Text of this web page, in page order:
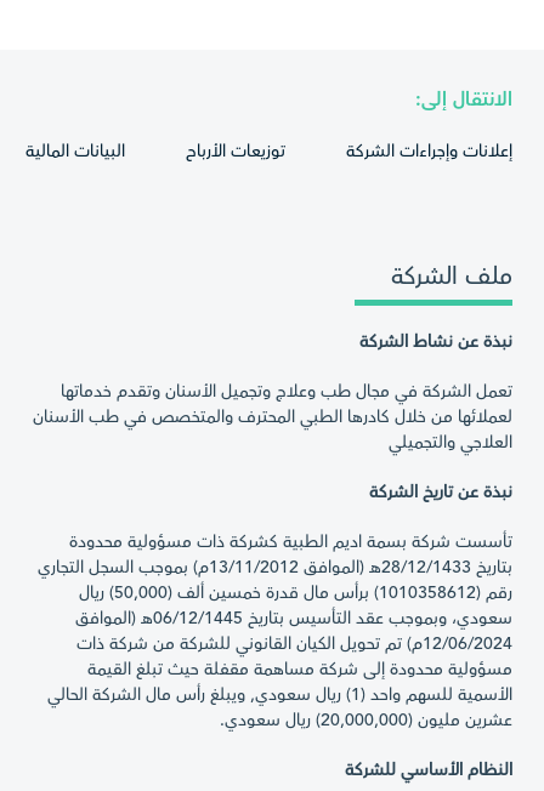
الانتقال إلى:
إعلانات وإجراءات الشركة توزيعات الأرباح البيانات المالية
ملف الشركة
نبذة عن نشاط الشركة
تعمل الشركة في مجال طب وعلاج وتجميل الأسنان وتقدم خدماتها
لعملائها من خلال كادرها الطبي المحترف والمتخصص في طب الأسنان
العلاجي والتجميلي
نبذة عن تاريخ الشركة
تأسست شركة بسمة اديم الطبية كشركة ذات مسؤولية محدودة
بتاريخ 28/12/1433هـ (الموافق 13/11/2012م) بموجب السجل التجاري
رقم (1010358612) برأس مال قدرة خمسين ألف (50,000) ريال
سعودي، وبموجب عقد التأسيس بتاريخ 06/12/1445هـ (الموافق
12/06/2024م) تم تحويل الكيان القانوني للشركة من شركة ذات
مسؤولية محدودة إلى شركة مساهمة مقفلة حيث تبلغ القيمة
الأسمية للسهم واحد (1) ريال سعودي, ويبلغ رأس مال الشركة الحالي
عشرين مليون (20,000,000) ريال سعودي.
النظام الأساسي للشركة